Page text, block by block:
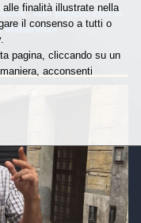
«Un popolo con le
Mattarella»
finalità illustrate nella
il consenso a tutti o
pagina, cliccando su un
acconsenti